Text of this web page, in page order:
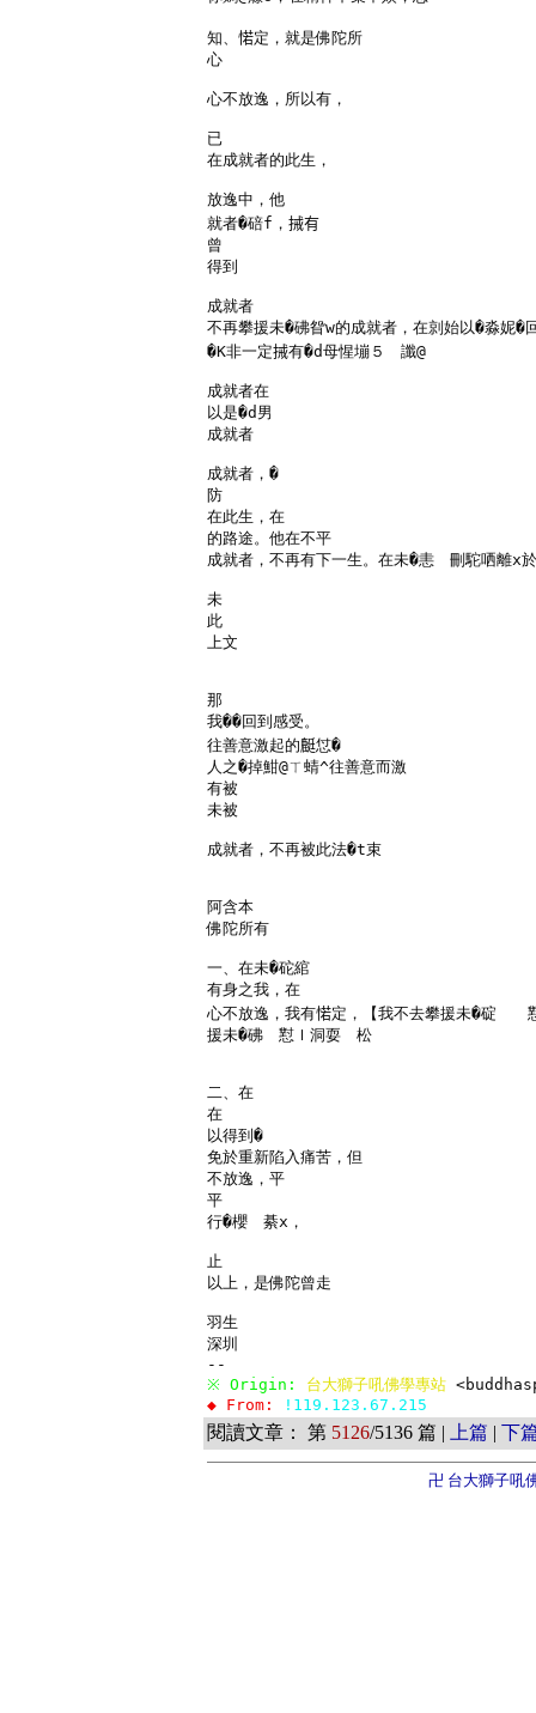
知、𢜪定，就是佛陀所
心
心不放逸，所以有，
已
在成就者的此生，
放逸中，他
就者�碚f，𢬿有
曾
得到
成就者
不再攀援未�砩眢w的成就者，在剠始以�淼妮�
�K非一定𢬿有�d母惺塴５　讖@
成就者在
以是�d男
成就者
成就者，�
防
在此生，在
的路途。他在不平
成就者，不再有下一生。在未�恚　刪駝哂離x
未
此
上文
那
我��回到感受。
往善意激起的𪊶怤�
人之�掉魽@ㄒ蜻^往善意而激
有被
未被
成就者，不再被此法�t束
阿含本
佛陀所有
一、在未�砣綰
有身之我，在
心不放逸，我有𢜪定，【我不去攀援未�碇　　
援未�砩　懟ｌ洞耍　松
二、在
在
以得到�
免於重新陷入痛苦，但
不放逸，平
平
行�櫻　綦x，
止
以上，是佛陀曾走
羽生
深圳
※ Origin: 台大獅子吼佛學專站
◆ From:
!119.123.67.215
閱讀文章： 第 5126/5136 篇 | 上篇 | 下
卍 台大獅子吼